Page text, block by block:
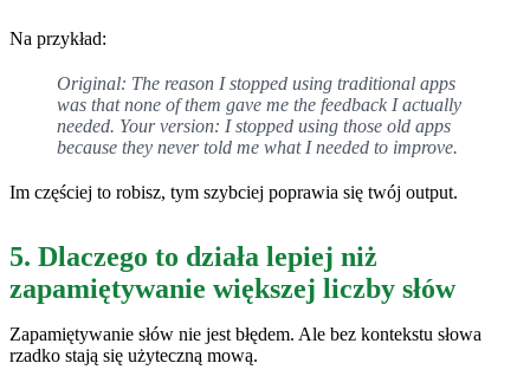
Na przykład:
Original: The reason I stopped using traditional apps
was that none of them gave me the feedback I actually
needed. Your version: I stopped using those old apps
because they never told me what I needed to improve.
Im częściej to robisz, tym szybciej poprawia się twój output.
5. Dlaczego to działa lepiej niż
zapamiętywanie większej liczby słów
Zapamiętywanie słów nie jest błędem. Ale bez kontekstu słowa
rzadko stają się użyteczną mową.